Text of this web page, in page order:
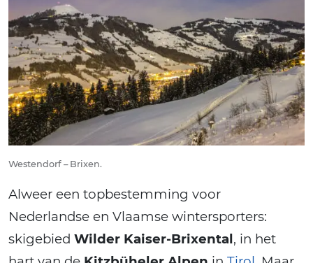
Westendorf – Brixen.
Alweer een topbestemming voor
Nederlandse en Vlaamse wintersporters:
skigebied Wilder Kaiser-Brixental, in het